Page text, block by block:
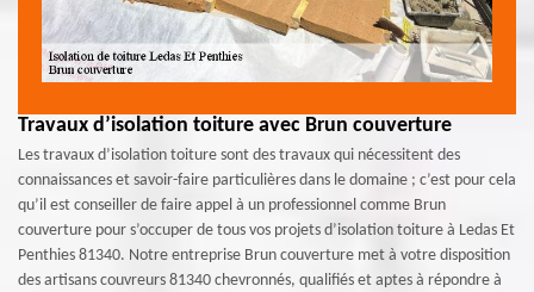
Travaux d’isolation toiture avec Brun couverture
Les travaux d’isolation toiture sont des travaux qui nécessitent des
connaissances et savoir-faire particulières dans le domaine ; c’est pour cela
qu’il est conseiller de faire appel à un professionnel comme Brun
couverture pour s’occuper de tous vos projets d’isolation toiture à Ledas Et
Penthies 81340. Notre entreprise Brun couverture met à votre disposition
des artisans couvreurs 81340 chevronnés, qualifiés et aptes à répondre à